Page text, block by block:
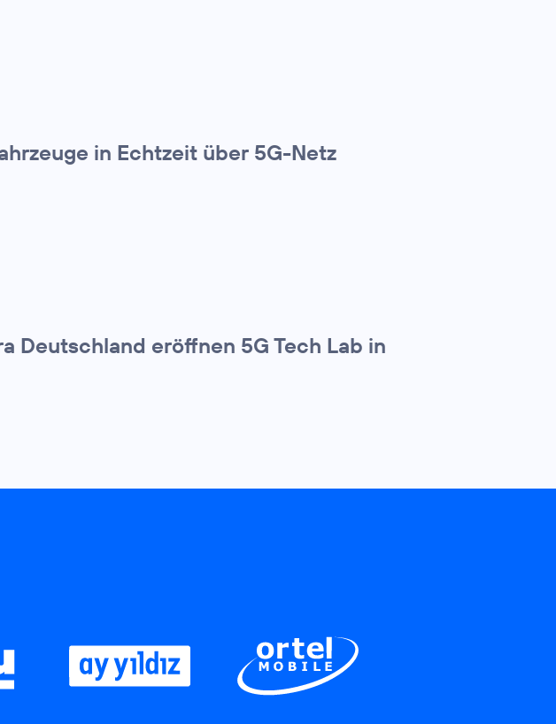
in Echtzeit über 5G-Netz
Deutschland eröffnen 5G Tech Lab in